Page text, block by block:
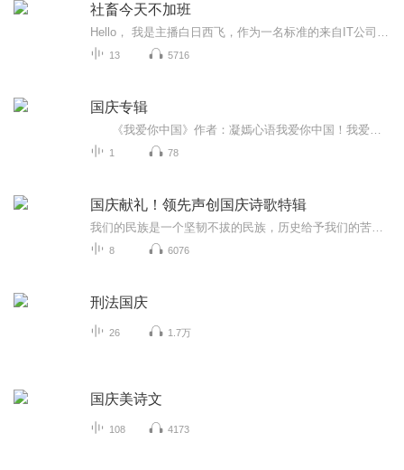
社畜今天不加班
13 5716
国庆专辑
1 78
国庆献礼！领先声创国庆诗歌特辑
8 6076
刑法国庆
26 1.7万
国庆美诗文
108 4173